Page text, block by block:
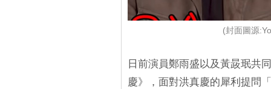
(封面圖源
日前演員鄭雨盛以及黃晸珉共
慶》，面對洪真慶的犀利提問